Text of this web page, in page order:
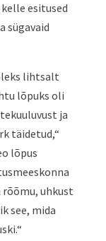
esitused
sügavaid
lihtsalt
lõpuks oli
ja
täidetud,“
lõpus
rõõmu, uhkust
see, mida